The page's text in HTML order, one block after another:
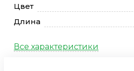
Цвет
Длина
Все характеристики